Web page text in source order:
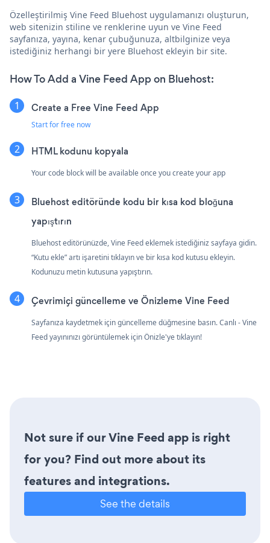
Özelleştirilmiş Vine Feed Bluehost uygulamanızı oluşturun,
web sitenizin stiline ve renklerine uyun ve Vine Feed
sayfanıza, yayına, kenar çubuğunuza, altbilginize veya
istediğiniz herhangi bir yere Bluehost ekleyin bir site.
How To Add a Vine Feed App on Bluehost:
Create a Free Vine Feed App
Start for free now
HTML kodunu kopyala
Your code block will be available once you create your app
Bluehost editöründe kodu bir kısa kod bloğuna
yapıştırın
Bluehost editörünüzde, Vine Feed eklemek istediğiniz sayfaya gidin.
“Kutu ekle” artı işaretini tıklayın ve bir kısa kod kutusu ekleyin.
Kodunuzu metin kutusuna yapıştırın.
Çevrimiçi güncelleme ve Önizleme Vine Feed
Sayfanıza kaydetmek için güncelleme düğmesine basın. Canlı - Vine
Feed yayınınızı görüntülemek için Önizle'ye tıklayın!
Not sure if our Vine Feed app is right
for you? Find out more about its
features and integrations.
See the details